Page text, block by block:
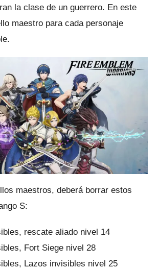
la clase de un guerrero. En este
maestro para cada personaje
maestros, deberá borrar estos
S:
rescate aliado nivel 14
Fort Siege nivel 28
Lazos invisibles nivel 25